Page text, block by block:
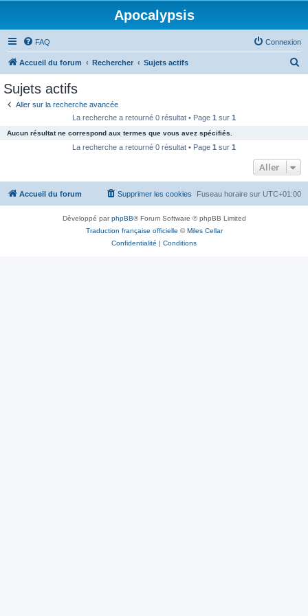
Apocalypsis
FAQ Connexion
Accueil du forum Rechercher Sujets actifs
c
e
Sujets actifs
Aller sur la recherche avancée
La recherche a retourné 0 résultat • Page 1 sur 1
Aucun résultat ne correspond aux termes que vous avez spécifiés.
La recherche a retourné 0 résultat • Page 1 sur 1
Aller
Accueil du forum Fuseau horaire sur UTC+01:00
Supprimer les cookies
Développé parphpBB® Forum Software © phpBB Limited
Traduction française officielle ©Miles Cellar
Confidentialité | Conditions